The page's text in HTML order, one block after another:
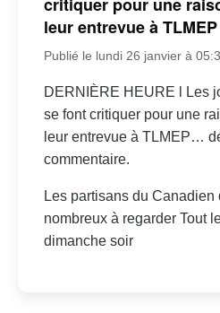
critiquer pour une
leur entrevue à TLMEP
Publié le lundi 26 janvier à
DERNIÈRE HEURE l Les
se font critiquer pour une
leur entrevue à TLMEP…
commentaire.
Les partisans du Canadien
nombreux à regarder Tout
dimanche soir